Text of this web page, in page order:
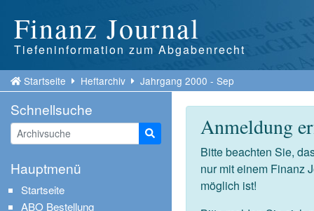
Finanz Journal
Tiefeninformation zum Abgabenrecht
Startseite Heftarchiv Jahrgang 2000 - Sep
Anmeldung
Bitte beachten Sie,
nur mit einem Finanz
möglich ist!
Schnellsuche
Suche starten
Hauptmenü
Startseite
ABO Bestellung